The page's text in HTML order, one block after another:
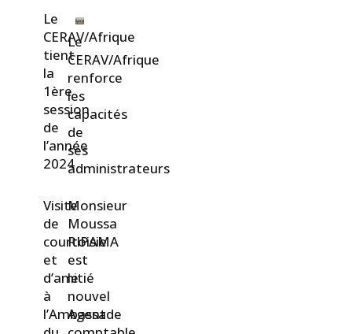
Le
CERAV/Afrique
tient
la
1ère
session
de
l’année
2024
Image
Le
CERAV/Afrique
renforce
les
capacités
de
ses
administrateurs
Visite
de
courtoisie
et
d’amitié
à
l’Ambassade
Monsieur
Moussa
RIPAMA
est
le
nouvel
Agent